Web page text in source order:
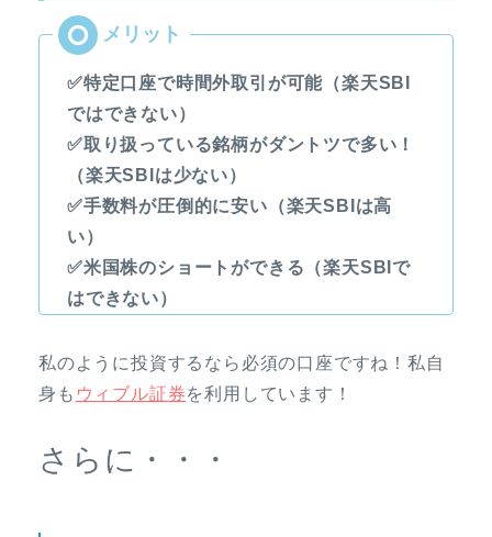
✅特定口座で時間外取引が可能（楽天SBI
ではできない）
✅取り扱っている銘柄がダントツで多い！
（楽天SBIは少ない）
✅手数料が圧倒的に安い（楽天SBIは高
い）
✅米国株のショートができる（楽天SBIで
はできない）
私のように投資するなら必須の口座ですね！私自
身も ウィブル証券を利用しています！
さらに・・・